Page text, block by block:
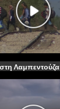
Λαμπεντούζα